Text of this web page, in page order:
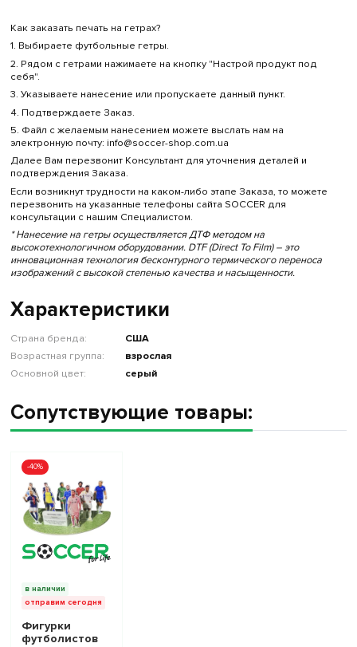
Как заказать печать на гетрах?
1. Выбираете футбольные гетры.
2. Рядом с гетрами нажимаете на кнопку "Настрой продукт под
себя".
3. Указываете нанесение или пропускаете данный пункт.
4. Подтверждаете Заказ.
5. Файл с желаемым нанесением можете выслать нам на
электронную почту: info@soccer-shop.com.ua
Далее Вам перезвонит Консультант для уточнения деталей и
подтверждения Заказа.
Если возникнут трудности на каком-либо этапе Заказа, то можете
перезвонить на указанные телефоны сайта SOCCER для
консультации с нашим Специалистом.
* Нанесение на гетры осуществляется ДТФ методом на
высокотехнологичном оборудовании. DTF (Direct To Film) – это
инновационная технология бесконтурного термического переноса
изображений с высокой степенью качества и насыщенности.
Характеристики
Страна бренда:
США
Возрастная группа:
взрослая
Основной цвет:
серый
Сопутствующие товары:
-40%
в наличии
отправим сегодня
Фигурки
футболистов